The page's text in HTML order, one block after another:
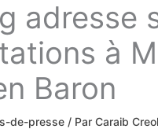
adresse
à
Baron
de-presse / ParCaraib